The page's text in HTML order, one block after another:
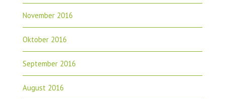
November 2016
Oktober 2016
September 2016
August 2016